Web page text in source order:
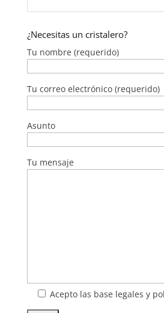
¿Necesitas un cristalero?
Tu nombre (requerido)
Tu correo electrónico (requerido)
Asunto
Tu mensaje
Acepto las base legales y